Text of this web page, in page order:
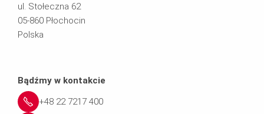
ul. Stołeczna 62
05-860 Płochocin
Polska
Bądźmy w kontakcie
+48 22 7217 400